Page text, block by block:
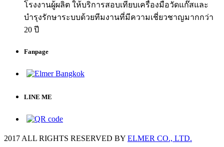
โรงงานผู้ผลิต ให้บริการสอบเทียบเครื่องมือวัดแก๊สและ
บำรุงรักษาระบบด้วยทีมงานที่มีความเชี่ยวชาญมากกว่า
20 ปี
Fanpage
LINE ME
2017 ALL RIGHTS RESERVED BY ELMER CO., LTD.